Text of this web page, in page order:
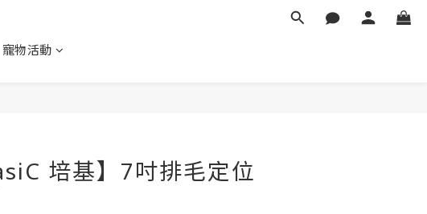
寵物活動
培基】7吋排毛定位